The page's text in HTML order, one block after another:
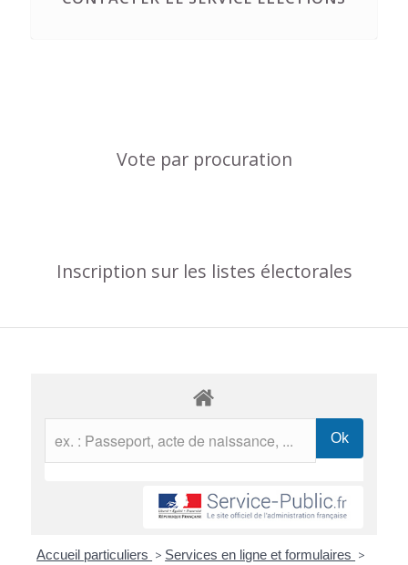
Vote par procuration
Inscription sur les listes électorales
Accueil particuliers > Services en ligne et formulaires >